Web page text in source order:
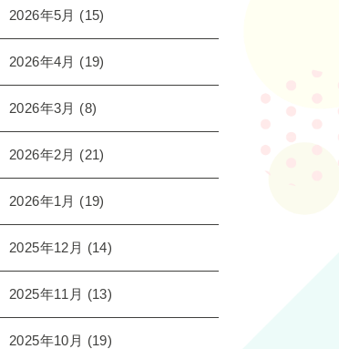
2026年5月 (15)
2026年4月 (19)
2026年3月 (8)
2026年2月 (21)
2026年1月 (19)
2025年12月 (14)
2025年11月 (13)
2025年10月 (19)